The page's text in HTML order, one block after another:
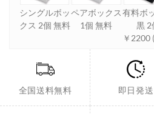
シングルボッ
クス 2個 無料
ペアボックス
1個 無料
有料ボ
黒 2
￥2200
全国送料無料 即日発送